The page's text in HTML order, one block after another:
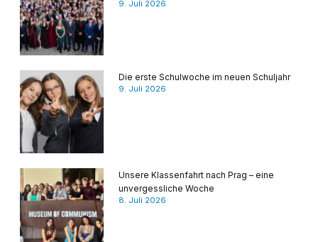
9. Juli 2026
Die erste Schulwoche im neuen Schuljahr
9. Juli 2026
Unsere Klassenfahrt nach Prag – eine
unvergessliche Woche
8. Juli 2026